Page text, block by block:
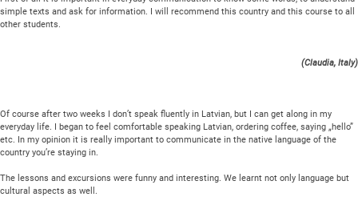
simple texts and ask for information. I will recommend this country and this course to all
other students.
(Claudia, Italy)
Of course after two weeks I don’t speak fluently in Latvian, but I can get along in my
everyday life. I began to feel comfortable speaking Latvian, ordering coffee, saying „hello”
etc. In my opinion it is really important to communicate in the native language of the
country you’re staying in.
The lessons and excursions were funny and interesting. We learnt not only language but
cultural aspects as well.